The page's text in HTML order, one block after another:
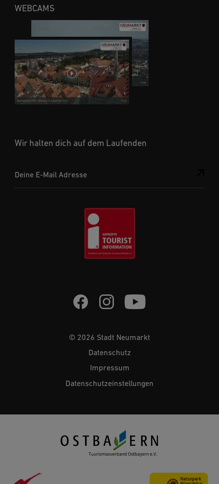
Wir halten dich auf dem Laufenden
Deine E-Mail Adresse
WEBCAMS
© 2026 Stadt Neumarkt
Datenschutz
Impressum
Datenschutzeinstellungen